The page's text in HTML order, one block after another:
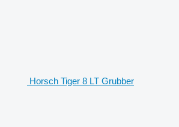
Horsch Tiger 8 LT Grubber